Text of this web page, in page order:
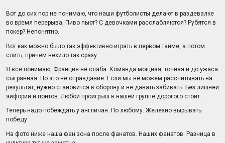
–
Франция
Вот до сих пор не понимаю, что наши футболисты делают в раздевалке
во время перерыва. Пиво пьют? С девочками расслабляются? Рубятся в
покер? Непонятно.
Вот как можно было так эффективно играть в первом тайме, а потом
слить, причем нехило так сразу…
Я все понимаю, Франция не слаба. Команда мощная, точная и до ужаса
сыгранная. Но это не оправдание. Если мы не можем рассчитывать на
результат, нужно становится в оборону и не давать забивать. Без лишней
эйфории и понтов. Любой проигрыш в нашей группе дорогого стоит.
Теперь надо побеждать у англичан. По любому. Железно вырывать
победу.
На фото ниже наша фан зона после фанатов. Наших фанатов. Разница в